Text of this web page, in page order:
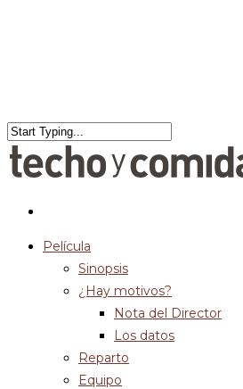
Película
Sinopsis
¿Hay motivos?
Nota del Director
Los datos
Reparto
Equipo